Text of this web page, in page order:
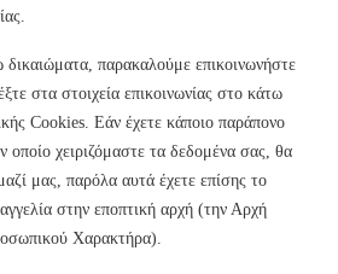
παρακαλούμε επικοινωνήστε
στα στοιχεία επικοινωνίας στο κάτω
Cookies. Εάν έχετε κάποιο παράπονο
οποίο χειριζόμαστε τα δεδομένα σας, θα
μας, παρόλα αυτά έχετε επίσης το
στην εποπτική αρχή (την Αρχή
Χαρακτήρα).